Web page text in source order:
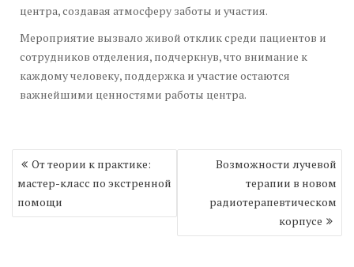
центра, создавая атмосферу заботы и участия.
Мероприятие вызвало живой отклик среди пациентов и
сотрудников отделения, подчеркнув, что внимание к
каждому человеку, поддержка и участие остаются
важнейшими ценностями работы центра.
Навигация
по
записям
От теории к практике:
мастер-класс по экстренной
помощи
Возможности лучевой
терапии в новом
радиотерапевтическом
корпусе